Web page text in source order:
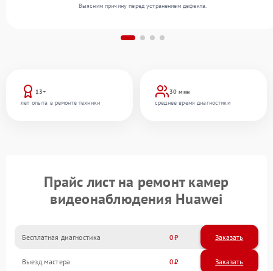
13+
лет опыта в ремонте техники
30 мин
среднее время диагностики
Выясним причину перед устранением дефекта.
Прайс лист на ремонт камер
видеонаблюдения Huawei
Бесплатная диагностика 0 Заказать
Выезд мастера 0 Заказать